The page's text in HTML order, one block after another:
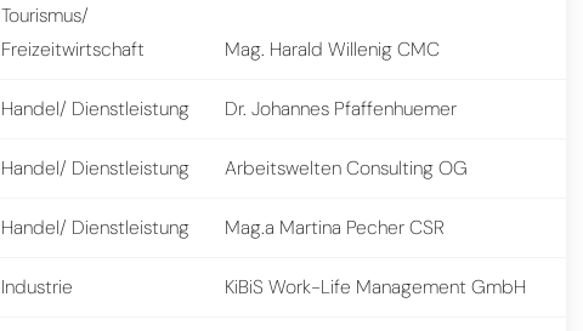
Tourismus/
Freizeitwirtschaft
Mag. Harald Willenig CMC
Handel/ Dienstleistung Dr. Johannes Pfaffenhuemer
Handel/ Dienstleistung Arbeitswelten Consulting OG
Handel/ Dienstleistung Mag.a Martina Pecher CSR
Industrie KiBiS Work-Life Management GmbH